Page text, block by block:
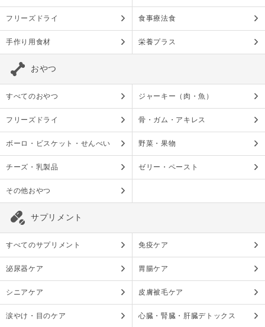
フリーズドライ 食事療法食
手作り用食材 栄養プラス
おやつ
すべてのおやつ ジャーキー（肉・魚）
フリーズドライ 骨・ガム・アキレス
ボーロ・ビスケット・せんべい 野菜・果物
チーズ・乳製品 ゼリー・ペースト
その他おやつ
サプリメント
すべてのサプリメント 免疫ケア
泌尿器ケア 胃腸ケア
シニアケア 皮膚被毛ケア
涙やけ・目のケア 心臓・腎臓・肝臓デトックス